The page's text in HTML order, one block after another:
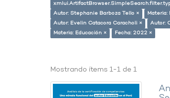
Autor: Stephanie Barboza Tello ×
Materia:
Autor: Evelin Catacora Caracholi ×
Autor:
Materia: Educación ×
Fecha: 2022 ×
Mostrando ítems 1-1 de 1